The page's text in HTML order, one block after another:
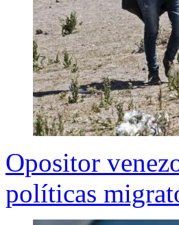
Opositor
políticas